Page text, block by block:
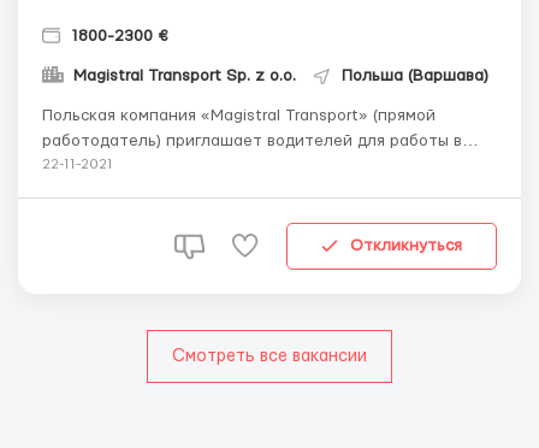
1800-2300 €
Magistral Transport Sp. z o.o. Польша (Варшава)
Польская компания «Magistral Transport» (прямой
работодатель) приглашает водителей для работы в
Польше и странам Евросоюза На позицию — Водитель
дальнобойщики. Условия работы: В...
22-11-2021
Откликнуться
Смотреть все вакансии